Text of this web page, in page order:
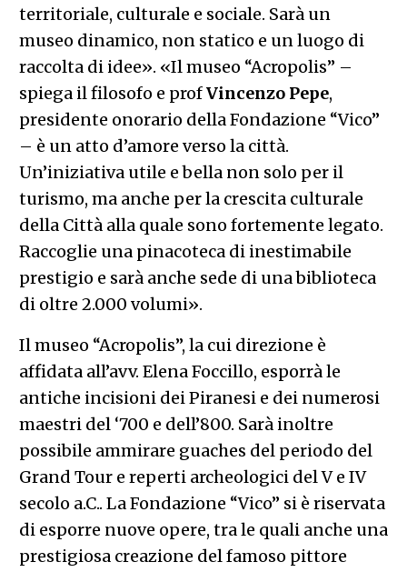
territoriale, culturale e sociale. Sarà un
museo dinamico, non statico e un luogo di
raccolta di idee». «Il museo “Acropolis” –
spiega il filosofo e profVincenzo Pepe,
presidente onorario della Fondazione “Vico”
– è un atto d’amore verso la città.
Un’iniziativa utile e bella non solo per il
turismo, ma anche per la crescita culturale
della Città alla quale sono fortemente legato.
Raccoglie una pinacoteca di inestimabile
prestigio e sarà anche sede di una biblioteca
di oltre 2.000 volumi».
Il museo “Acropolis”, la cui direzione è
affidata all’avv. Elena Foccillo, esporrà le
antiche incisioni dei Piranesi e dei numerosi
maestri del ‘700 e dell’800. Sarà inoltre
possibile ammirare guaches del periodo del
Grand Tour e reperti archeologici del V e IV
secolo a.C.. La Fondazione “Vico” si è riservata
di esporre nuove opere, tra le quali anche una
prestigiosa creazione del famoso pittore